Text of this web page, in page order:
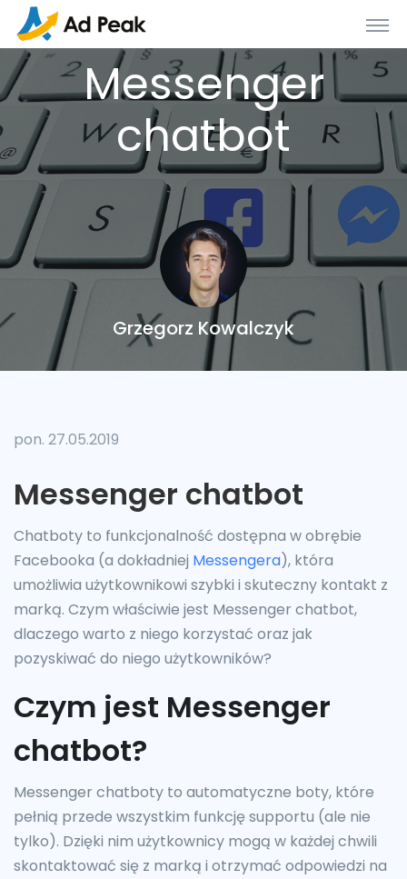
Messenger
chatbot
Grzegorz Kowalczyk
pon. 27.05.2019
Messenger chatbot
Chatboty to funkcjonalność dostępna w obrębie
Facebooka (a dokładniej Messengera), która
umożliwia użytkownikowi szybki i skuteczny kontakt z
marką. Czym właściwie jest Messenger chatbot,
dlaczego warto z niego korzystać oraz jak
pozyskiwać do niego użytkowników?
Czym jest Messenger
chatbot?
Messenger chatboty to automatyczne boty, które
pełnią przede wszystkim funkcję supportu (ale nie
tylko). Dzięki nim użytkownicy mogą w każdej chwili
skontaktować się z marką i otrzymać odpowiedzi na